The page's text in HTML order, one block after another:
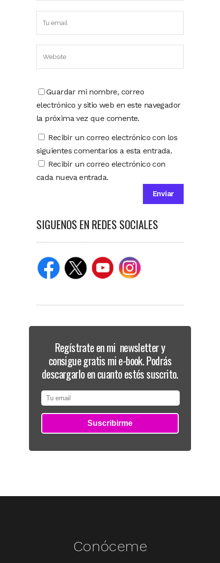
Guardar mi nombre, correo
electrónico y sitio web en este navegador
la próxima vez que comente.
Recibir un correo electrónico con los
siguientes comentarios a esta entrada.
Recibir un correo electrónico con
cada nueva entrada.
SIGUENOS EN REDES SOCIALES
Regístrate en mi newsletter y
consigue gratis mi e-book. Podrás
descargarlo en cuanto estés suscrito.
Conóceme